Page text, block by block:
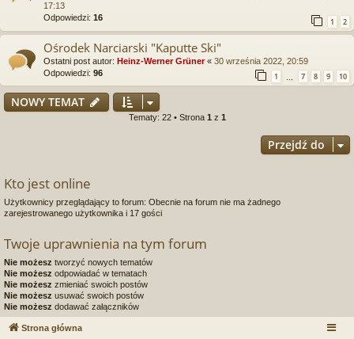
17:13
Odpowiedzi: 16 1 2
Ośrodek Narciarski "Kaputte Ski"
Ostatni post autor: Heinz-Werner Grüner« 30 września 2022, 20:59
Odpowiedzi: 96 1 … 7 8 9 10
NOWY TEMAT
Tematy: 22 • Strona 1 z 1
Przejdź do
Kto jest online
Użytkownicy przeglądający to forum: Obecnie na forum nie ma żadnego
zarejestrowanego użytkownika i 17 gości
Twoje uprawnienia na tym forum
Nie możesz tworzyć nowych tematów
Nie możesz odpowiadać w tematach
Nie możesz zmieniać swoich postów
Nie możesz usuwać swoich postów
Nie możesz dodawać załączników
Strona główna